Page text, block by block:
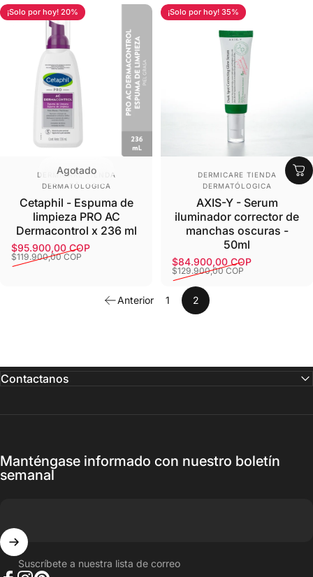
¡Solo por hoy! 20%
Agotado
Proveedor:
DERMICARE TIENDA
DERMATÓLOGICA
Cetaphil - Espuma de
limpieza PRO AC
Dermacontrol x 236 ml
Precio de oferta
$95.900,00 COP
Precio habitual
$119.900,00 COP
¡Solo por hoy! 35%
Proveedor:
DERMICARE TIENDA
DERMATÓLOGICA
AXIS-Y - Serum
iluminador corrector de
manchas oscuras -
50ml
Precio de oferta
$84.900,00 COP
Precio habitual
$129.900,00 COP
Anterior 1 2
Contactanos
Manténgase informado con nuestro boletín
semanal
Suscríbete a nuestra lista de correo